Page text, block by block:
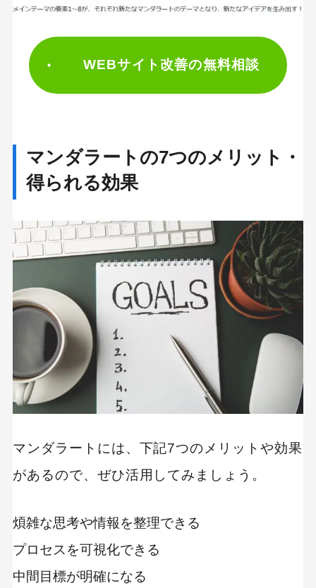
WEBサイト改善の無料相談
マンダラートの7つのメリット・
得られる効果
マンダラートには、下記7つのメリットや効果
があるので、ぜひ活用してみましょう。
煩雑な思考や情報を整理できる
プロセスを可視化できる
中間目標が明確になる